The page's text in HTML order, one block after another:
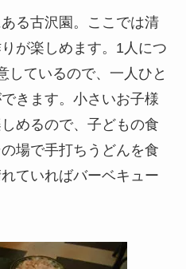
る古沢園。ここでは清
が楽しめます。1人につ
しているので、一人ひと
きます。小さいお子様
めるので、子どもの食
場で手打ちうどんを食
ていればバーベキュー